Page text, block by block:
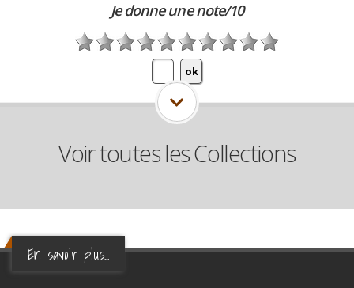
Je donne une note/10
Voir toutes les Collections
En savoir plus...